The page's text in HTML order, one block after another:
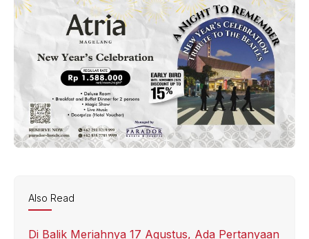
Also Read
Di Balik Meriahnya 17 Agustus, Ada Pertanyaan